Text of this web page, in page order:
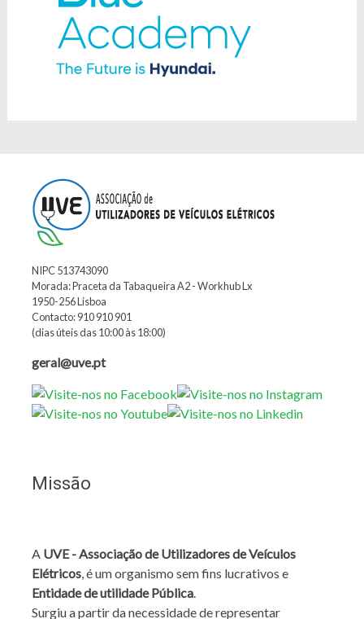
NIPC 513743090
Morada: Praceta da Tabaqueira A2 - Workhub Lx
1950-256 Lisboa
Contacto: 910 910 901
(dias úteis das 10:00 às 18:00)
geral@uve.pt
Missão
A UVE - Associação de Utilizadores de Veículos
Elétricos, é um organismo sem fins lucrativos e
Entidade de utilidade Pública.
Surgiu a partir da necessidade de representar